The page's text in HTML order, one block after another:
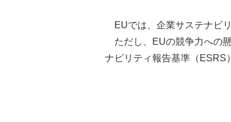
EUでは、企業サステナビ
ただし、EUの競争力への
ナビリティ報告基準（ESRS）